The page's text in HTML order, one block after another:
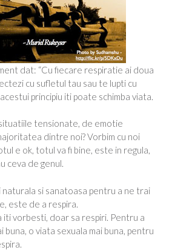
dat: “Cu fiecare respiratie ai doua
cu sufletul tau sau te lupti cu
principiu iti poate schimba viata.
situatiile tensionate, de emotie
dintre noi? Vorbim cu noi
e ok, totul va fi bine, este in regula,
ceva de genul.
si sanatoasa pentru a ne trai
este de a respira.
iti vorbesti, doar sa respiri. Pentru a
buna, o viata sexuala mai buna, pentru